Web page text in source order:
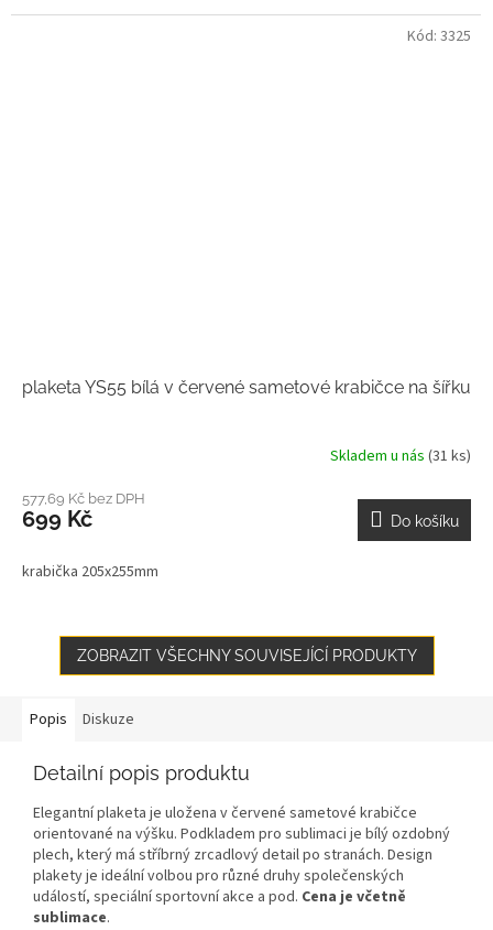
plaketa YS55 bílá v červené sametové krabičce na šířku
Skladem u nás (31 ks)
577,69 Kč bez DPH
699 Kč Do košíku
krabička 205x255mm
Kód: 3325
ZOBRAZIT VŠECHNY SOUVISEJÍCÍ PRODUKTY
Popis Diskuze
Detailní popis produktu
Elegantní plaketa je uložena v červené sametové krabičce
orientované na výšku. Podkladem pro sublimaci je bílý ozdobný
plech, který má stříbrný zrcadlový detail po stranách. Design
plakety je ideální volbou pro různé druhy společenských
událostí, speciální sportovní akce a pod. Cena je včetně
sublimace.